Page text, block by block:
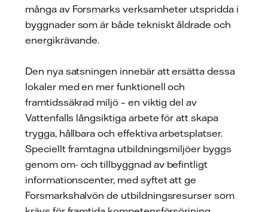
många av Forsmarks verksamheter utspridda i
byggnader som är både tekniskt åldrade och
energikrävande.
Den nya satsningen innebär att ersätta dessa
lokaler med en mer funktionell och
framtidssäkrad miljö – en viktig del av
Vattenfalls långsiktiga arbete för att skapa
trygga, hållbara och effektiva arbetsplatser.
Speciellt framtagna utbildningsmiljöer byggs
genom om- och tillbyggnad av befintligt
informationscenter, med syftet att ge
Forsmarkshalvön de utbildningsresurser som